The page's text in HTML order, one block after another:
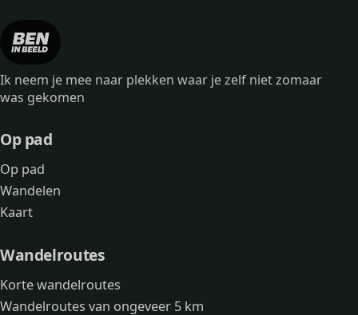
Ik neem je mee naar plekken waar je zelf niet zomaar
was gekomen
Op pad
Op pad
Wandelen
Kaart
Wandelroutes
Korte wandelroutes
Wandelroutes van ongeveer 5 km